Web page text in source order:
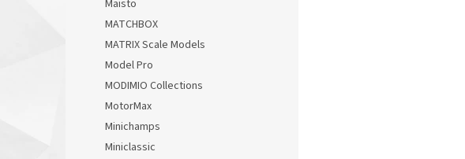
Maisto
MATCHBOX
MATRIX Scale Models
Model Pro
MODIMIO Collections
MotorMax
Minichamps
Miniclassic